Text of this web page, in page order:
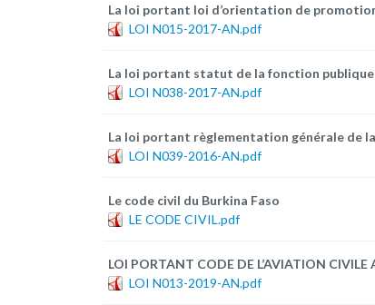
La loi portant loi d’orientation de
LOI N015-2017-AN.pdf
La loi portant statut de la fonction
LOI N038-2017-AN.pdf
La loi portant règlementation générale de
LOI N039-2016-AN.pdf
Le code civil du Burkina Faso
LE CODE CIVIL.pdf
LOI PORTANT CODE DE L’AVIATION CIVILE
LOI N013-2019-AN.pdf